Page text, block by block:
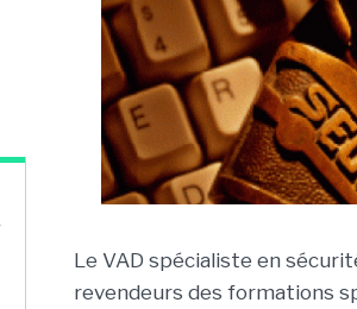
Le VAD spécialiste en
revendeurs des formations